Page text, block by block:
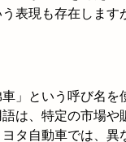
表現も存在しま
」という呼び名を
は、特定の市場
タ自動車では、